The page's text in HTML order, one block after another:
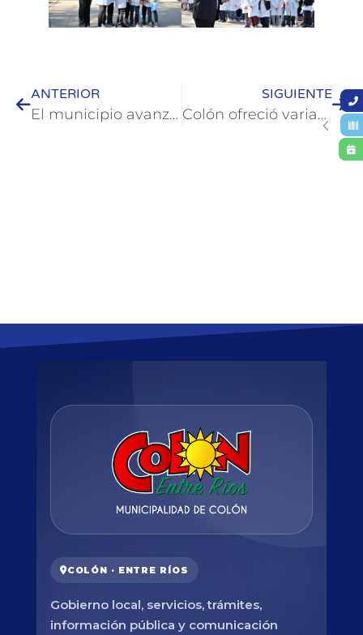
ANTERIOR
El municipio avanza con el Programa de Educación Ambiental junto a escuelas e instituciones
SIGUIENTE
Colón ofreció variadas propuestas durante el fin de semana extra largo
COLÓN · ENTRE RÍOS
Gobierno local, servicios, trámites,
información pública y comunicación